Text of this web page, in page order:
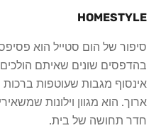
HOMESTYLE
סיפור של הום סטייל הוא
בהדפסים שונים שאיתם
אינסוף מגבות שעוטפות ברכות
ארוך. הוא מגוון וילונות
חדר תחושה של בית.